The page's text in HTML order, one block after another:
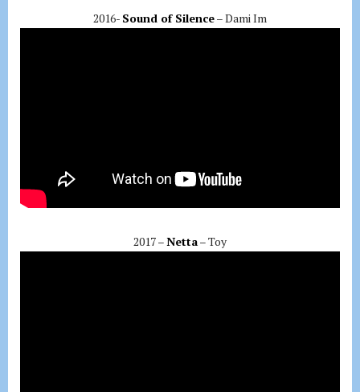
2016- Sound of Silence– Dami Im
2017 –Netta– Toy